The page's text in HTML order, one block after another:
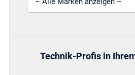
Technik-Profis in